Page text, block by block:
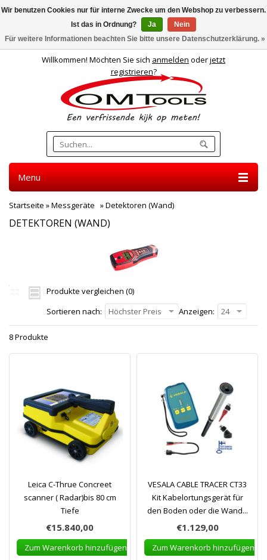
Willkommen! Möchten Sie sich anmelden oderjetzt
registrieren?
Menu
Startseite »Messgeräte »Detektoren (Wand)
DETEKTOREN (WAND)
Produkte vergleichen (0)
Sortieren nach:
Höchster Preis Anzeigen: 24
8 Produkte
Leica C-Thrue Concreet
scanner ( Radar)bis 80 cm
Tiefe
€15.840,00
Zum Warenkorb hinzufügen
VESALA CABLE TRACER CT33
Kit Kabelortungsgerät für
den Boden oder die Wand...
€1.129,00
Zum Warenkorb hinzufügen
Wir benutzen Cookies nur für interne Zwecke um den Webshop zu verbessern.
Ist das in Ordnung?
Ja
Nein
Für weitere Informationen beachten Sie bitte unsere Datenschutzerklärung. »